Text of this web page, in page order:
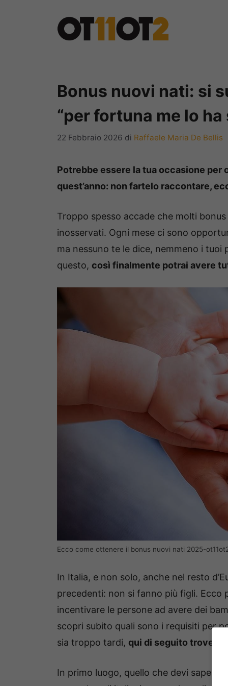
Bonus nuovi nati: si
“per fortuna me lo
22 Febbraio 2026 di Raffaele Maria De Bellis
Potrebbe essere la tua occasione
quest’anno: non fartelo raccontare,
Troppo spesso accade che molti
inosservati. Ogni mese ci sono
ma nessuno te le dice, nemmeno i
questo, così finalmente potrai avere
Ecco come ottenere il bonus nuovi nati 2025-
In Italia, e non solo, anche nel resto
precedenti: non si fanno più figli. Ecco
incentivare le persone ad avere dei
scopri subito quali sono i requisiti per
sia troppo tardi, qui di seguito troverai
In primo luogo, quello che devi sapere è